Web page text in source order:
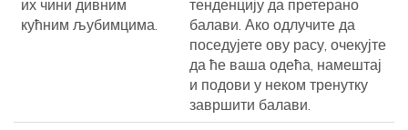
их чини дивним
кућним љубимцима.
тенденцију да претерано
балави. Ако одлучите да
поседујете ову расу, очекујте
да ће ваша одећа, намештај
и подови у неком тренутку
завршити балави.